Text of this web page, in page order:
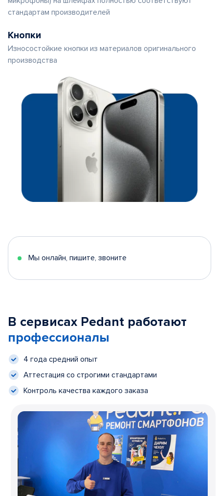
стандартам производителей
Кнопки
Износостойкие кнопки из материалов оригинального
производства
Мы онлайн, пишите, звоните
В сервисах Pedant работают
профессионалы
4 года средний опыт
Аттестация со строгими стандартами
Контроль качества каждого заказа